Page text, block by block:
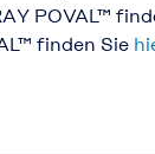
POVAL™
finden Sie